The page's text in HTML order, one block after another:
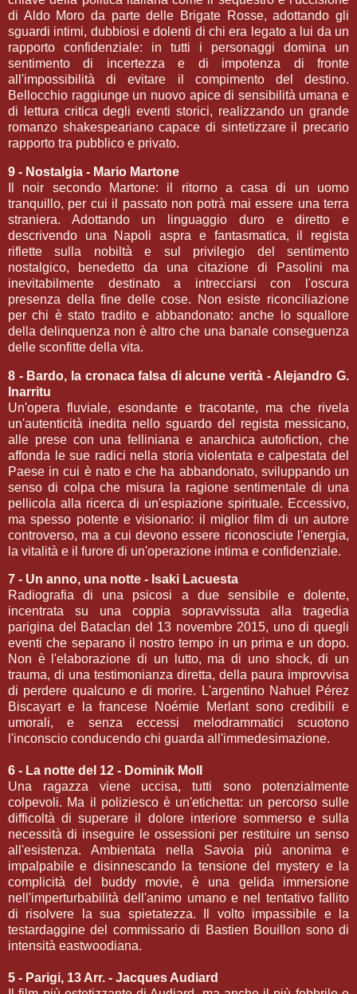
di Aldo Moro da parte delle Brigate Rosse, adottando gli
sguardi intimi, dubbiosi e dolenti di chi era legato a lui da un
rapporto confidenziale: in tutti i personaggi domina un
sentimento di incertezza e di impotenza di fronte
all'impossibilità di evitare il compimento del destino.
Bellocchio raggiunge un nuovo apice di sensibilità umana e
di lettura critica degli eventi storici, realizzando un grande
romanzo shakespeariano capace di sintetizzare il precario
rapporto tra pubblico e privato.
9 - Nostalgia - Mario Martone
Il noir secondo Martone: il ritorno a casa di un uomo
tranquillo, per cui il passato non potrà mai essere una terra
straniera. Adottando un linguaggio duro e diretto e
descrivendo una Napoli aspra e fantasmatica, il regista
riflette sulla nobiltà e sul privilegio del sentimento
nostalgico, benedetto da una citazione di Pasolini ma
inevitabilmente destinato a intrecciarsi con l'oscura
presenza della fine delle cose. Non esiste riconciliazione
per chi è stato tradito e abbandonato: anche lo squallore
della delinquenza non è altro che una banale conseguenza
delle sconfitte della vita.
8 - Bardo, la cronaca falsa di alcune verità - Alejandro G.
Inarritu
Un'opera fluviale, esondante e tracotante, ma che rivela
un'autenticità inedita nello sguardo del regista messicano,
alle prese con una felliniana e anarchica autofiction, che
affonda le sue radici nella storia violentata e calpestata del
Paese in cui è nato e che ha abbandonato, sviluppando un
senso di colpa che misura la ragione sentimentale di una
pellicola alla ricerca di un'espiazione spirituale. Eccessivo,
ma spesso potente e visionario: il miglior film di un autore
controverso, ma a cui devono essere riconosciute l'energia,
la vitalità e il furore di un'operazione intima e confidenziale.
7 - Un anno, una notte - Isaki Lacuesta
Radiografia di una psicosi a due sensibile e dolente,
incentrata su una coppia sopravvissuta alla tragedia
parigina del Bataclan del 13 novembre 2015, uno di quegli
eventi che separano il nostro tempo in un prima e un dopo.
Non è l'elaborazione di un lutto, ma di uno shock, di un
trauma, di una testimonianza diretta, della paura improvvisa
di perdere qualcuno e di morire. L'argentino Nahuel Pérez
Biscayart e la francese Noémie Merlant sono credibili e
umorali, e senza eccessi melodrammatici scuotono
l'inconscio conducendo chi guarda all'immedesimazione.
6 - La notte del 12 - Dominik Moll
Una ragazza viene uccisa, tutti sono potenzialmente
colpevoli. Ma il poliziesco è un'etichetta: un percorso sulle
difficoltà di superare il dolore interiore sommerso e sulla
necessità di inseguire le ossessioni per restituire un senso
all'esistenza. Ambientata nella Savoia più anonima e
impalpabile e disinnescando la tensione del mystery e la
complicità del buddy movie, è una gelida immersione
nell'imperturbabilità dell'animo umano e nel tentativo fallito
di risolvere la sua spietatezza. Il volto impassibile e la
testardaggine del commissario di Bastien Bouillon sono di
intensità eastwoodiana.
5 - Parigi, 13 Arr. - Jacques Audiard